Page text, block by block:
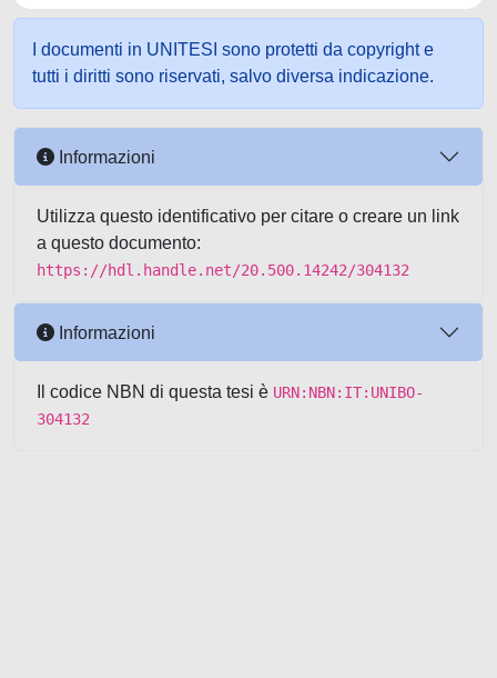
I documenti in UNITESI sono protetti da copyright e
tutti i diritti sono riservati, salvo diversa indicazione.
Informazioni
Utilizza questo identificativo per citare o creare un link
a questo documento:
https://hdl.handle.net/20.500.14242/304132
Informazioni
Il codice NBN di questa tesi è URN:NBN:IT:UNIBO-
304132